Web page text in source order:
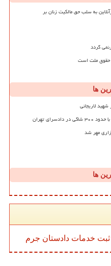
به سلب حق مالکیت زنان بر
گردد
حقوق ملت است
ها
لاریجانی
تهران
مهر شد
ها
ثبت خدمات دادستان جرم